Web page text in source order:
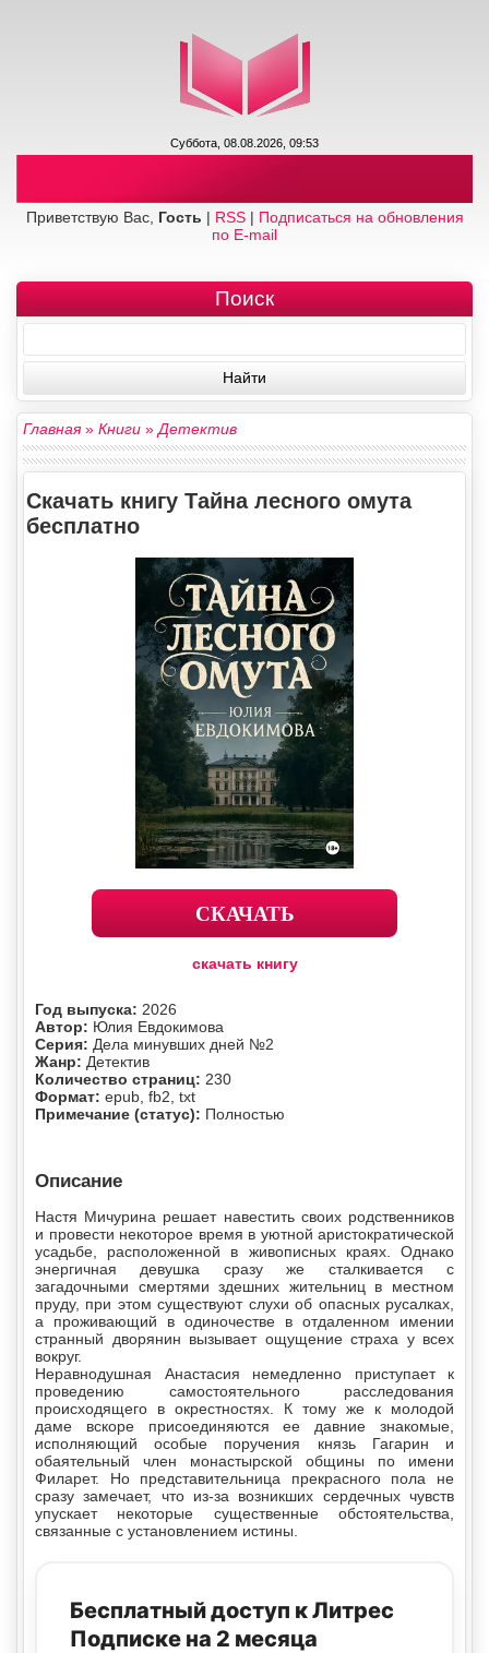
Суббота, 08.08.2026, 09:53
Приветствую Вас, Гость | RSS| Подписаться на обновления
по E-mail
Поиск
Главная» Книги »Детектив
Скачать книгу Тайна лесного омута
бесплатно
СКАЧАТЬ
скачать книгу
Год выпуска: 2026
Автор: Юлия Евдокимова
Серия: Дела минувших дней №2
Жанр: Детектив
Количество страниц: 230
Формат: epub, fb2, txt
Примечание (статус): Полностью
Описание
Настя Мичурина решает навестить своих родственников
и провести некоторое время в уютной аристократической
усадьбе, расположенной в живописных краях. Однако
энергичная девушка сразу же сталкивается с
загадочными смертями здешних жительниц в местном
пруду, при этом существуют слухи об опасных русалках,
а проживающий в одиночестве в отдаленном имении
странный дворянин вызывает ощущение страха у всех
вокруг.
Неравнодушная Анастасия немедленно приступает к
проведению самостоятельного расследования
происходящего в окрестностях. К тому же к молодой
даме вскоре присоединяются ее давние знакомые,
исполняющий особые поручения князь Гагарин и
обаятельный член монастырской общины по имени
Филарет. Но представительница прекрасного пола не
сразу замечает, что из-за возникших сердечных чувств
упускает некоторые существенные обстоятельства,
связанные с установлением истины.
Бесплатный доступ к Литрес
Подписке на 2 месяца